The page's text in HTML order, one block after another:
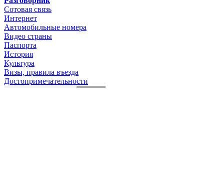
Сотовая связь
Интернет
Автомобильные номера
Видео страны
Паспорта
История
Культура
Визы, правила въезда
Достопримечательности